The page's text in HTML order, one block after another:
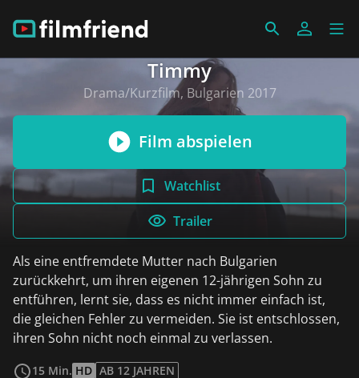
Timmy
Drama/Kurzfilm, Bulgarien 2017
Film abspielen
Watchlist
Trailer
Als eine entfremdete Mutter nach Bulgarien
zurückkehrt, um ihren eigenen 12-jährigen Sohn zu
entführen, lernt sie, dass es nicht immer einfach ist,
die gleichen Fehler zu vermeiden. Sie ist entschlossen,
ihren Sohn nicht noch einmal zu verlassen.
15 Min. HD AB 12 JAHREN